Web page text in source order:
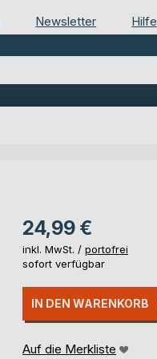
Newsletter Hilfe
24,99 €
inkl. MwSt. / portofrei
sofort verfügbar
IN DEN WARENKORB
Auf die Merkliste